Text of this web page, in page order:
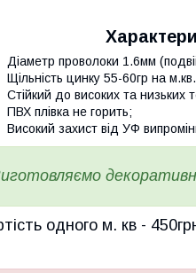
Діаметр проволоки 1.6мм
Щільність цинку 55-60гр на м.кв.
Стійкий до високих та низьких
ПВХ плівка не горить;
Високий захист від УФ
одного м. кв -